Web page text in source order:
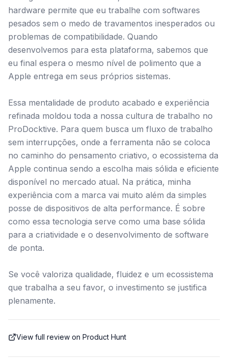
hardware permite que eu trabalhe com softwares
pesados sem o medo de travamentos inesperados ou
problemas de compatibilidade. Quando
desenvolvemos para esta plataforma, sabemos que
eu final espera o mesmo nível de polimento que a
Apple entrega em seus próprios sistemas.
Essa mentalidade de produto acabado e experiência
refinada moldou toda a nossa cultura de trabalho no
ProDocktive. Para quem busca um fluxo de trabalho
sem interrupções, onde a ferramenta não se coloca
no caminho do pensamento criativo, o ecossistema da
Apple continua sendo a escolha mais sólida e eficiente
disponível no mercado atual. Na prática, minha
experiência com a marca vai muito além da simples
posse de dispositivos de alta performance. É sobre
como essa tecnologia serve como uma base sólida
para a criatividade e o desenvolvimento de software
de ponta.
Se você valoriza qualidade, fluidez e um ecossistema
que trabalha a seu favor, o investimento se justifica
plenamente.
View full review on Product Hunt